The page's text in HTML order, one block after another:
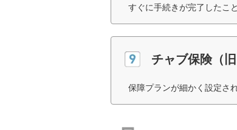
すぐに手続きが完了したこ
チャブ保険（
保障プランが細かく設定さ